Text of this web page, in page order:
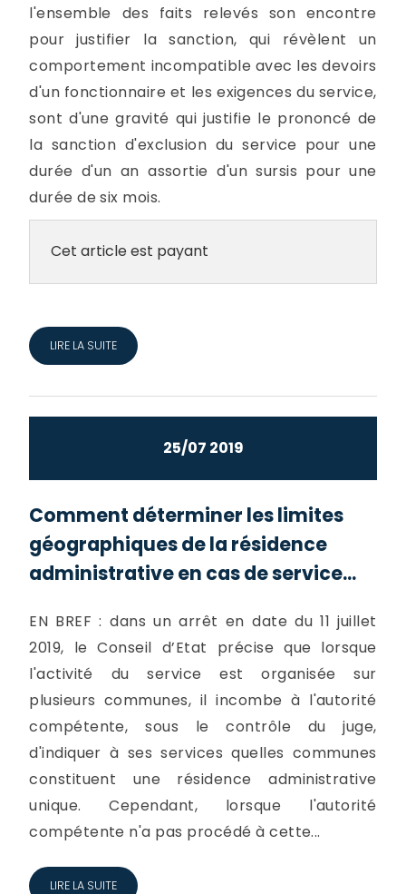
l'ensemble des faits relevés son encontre
pour justifier la sanction, qui révèlent un
comportement incompatible avec les devoirs
d'un fonctionnaire et les exigences du service,
sont d'une gravité qui justifie le prononcé de
la sanction d'exclusion du service pour une
durée d'un an assortie d'un sursis pour une
durée de six mois.
Cet article est payant
LIRE LA SUITE
25/07 2019
Comment déterminer les limites
géographiques de la résidence
administrative en cas de service...
EN BREF : dans un arrêt en date du 11 juillet
2019, le Conseil d’Etat précise que lorsque
l'activité du service est organisée sur
plusieurs communes, il incombe à l'autorité
compétente, sous le contrôle du juge,
d'indiquer à ses services quelles communes
constituent une résidence administrative
unique. Cependant, lorsque l'autorité
compétente n'a pas procédé à cette...
LIRE LA SUITE